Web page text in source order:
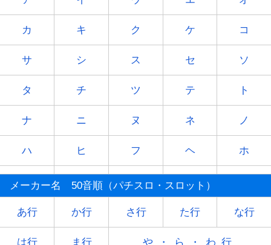
カ キ ク ケ コ
サ シ ス セ ソ
タ チ ツ テ ト
ナ ニ ヌ ネ ノ
ハ ヒ フ ヘ ホ
マ ミ ム メ
ヤ - ユ - ヨ
ラ リ レ
メーカー名 50音順（パチスロ・スロット）
あ行 か行 さ行 た行 な行
は行 ま行 や・ら・わ行